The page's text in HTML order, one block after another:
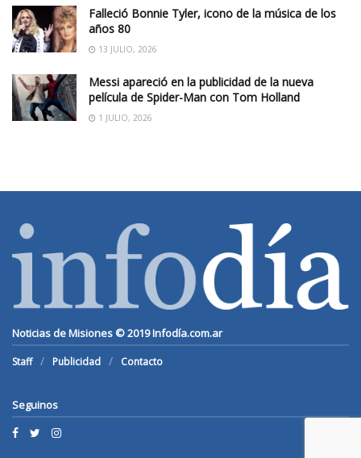
Falleció Bonnie Tyler, icono de la música de los
años 80
13 JULIO, 2026
Messi apareció en la publicidad de la nueva
película de Spider-Man con Tom Holland
1 JULIO, 2026
Noticias de Misiones © 2019Infodía.com.ar
Staff Publicidad Contacto
Seguinos